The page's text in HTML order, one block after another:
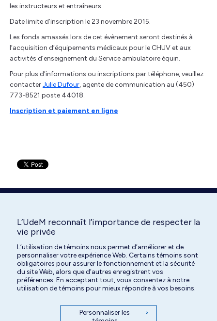
les instructeurs et entraîneurs.
Date limite d’inscription le 23 novembre 2015.
Les fonds amassés lors de cet évènement seront destinés à
l’acquisition d’équipements médicaux pour le CHUV et aux
activités d’enseignement du Service ambulatoire équin.
Pour plus d’informations ou inscriptions par téléphone, veuillez
contacterJulie Dufour, agente de communication au (450)
773-8521 poste 44018.
Inscription et paiement en ligne
Partagez!
Share
on
Facebook
Share
on
X
Share
on
LinkedIn
L’UdeM reconnaît l’importance de respecter la
vie privée
L’utilisation de témoins nous permet d’améliorer et de
personnaliser votre expérience Web. Certains témoins sont
obligatoires pour assurer le fonctionnement et la sécurité
du site Web, alors que d’autres enregistrent vos
préférences. En acceptant tout, vous consentez à notre
utilisation de témoins pour mieux répondre à vos besoins.
Personnaliser les
>